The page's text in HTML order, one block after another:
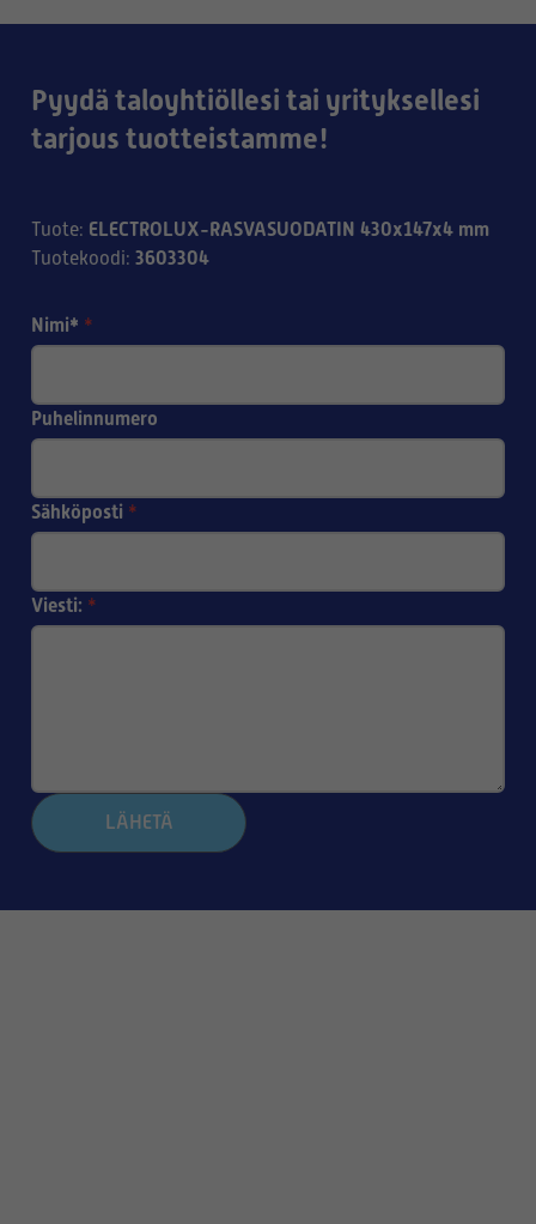
Pyydä taloyhtiöllesi tai yrityksellesi
tarjous tuotteistamme!
Tuote: ELECTROLUX-RASVASUODATIN 430x147x4 mm
Tuotekoodi: 3603304
Nimi* *
Puhelinnumero
Sähköposti *
Viesti: *
LÄHETÄ